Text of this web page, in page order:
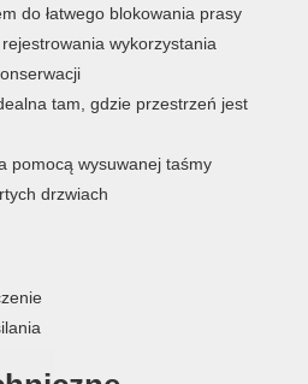
do łatwego blokowania prasy
wykorzystania
tam, gdzie przestrzeń jest
pomocą wysuwanej taśmy
drzwiach